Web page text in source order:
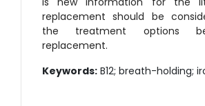
replacement should be
the treatment options
replacement.
Keywords: B12; breath-holding;